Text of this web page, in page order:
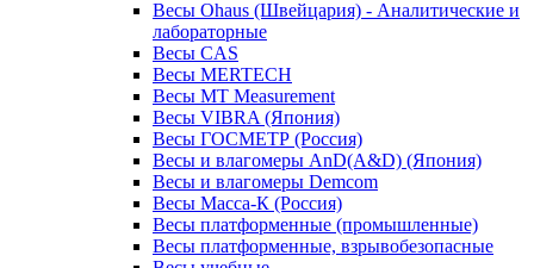
Весы Ohaus (Швейцария) - Аналитические и
лабораторные
Весы CAS
Весы MERTECH
Весы MT Measurement
Весы VIBRA (Япония)
Весы ГОСМЕТР (Россия)
Весы и влагомеры AnD(A&D) (Япония)
Весы и влагомеры Demcom
Весы Масса-К (Россия)
Весы платформенные (промышленные)
Весы платформенные, взрывобезопасные